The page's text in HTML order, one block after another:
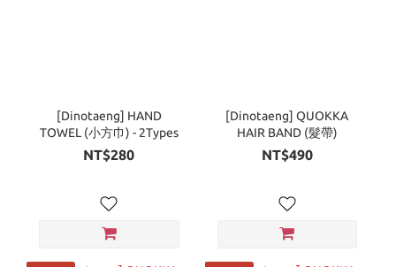
[Dinotaeng] HAND
TOWEL (小方巾) - 2Types
NT$280
[Dinotaeng] QUOKKA
HAIR BAND (髮帶)
NT$490